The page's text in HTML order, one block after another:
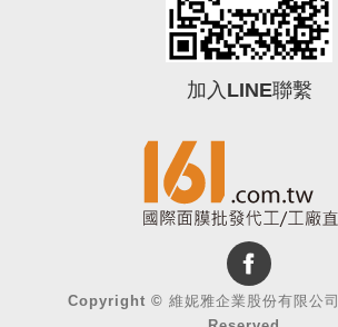
加入LINE聯繫
Copyright © 維妮雅企業股份有限公司